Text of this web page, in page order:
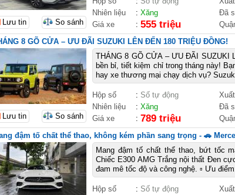
Nhiên liệu
: Xăng Đã
Giá xe
: 555 triệu
Lưu tin So sánh
8 GÕ CỬA – ƯU ĐÃI SUZUKI LÊN ĐẾN 180 TRIỆU ĐỒNG!
THÁNG 8 GÕ CỬA – ƯU ĐÃI SUZUKI
bền bỉ, tiết kiệm chỉ trong tháng này!
hay xe thương mại chạy dịch vụ?
Hộp số : Số tự động
Nhiên liệu
: Xăng Đã
Giá xe
: 789 triệu
Lưu tin So sánh
đậm tố chất thể thao, không kém phần sang trọng - 🚗
Mang đậm tố chất thể thao, bứt tốc
Chiếc E300 AMG Trắng nội thất Đen
đam mê tốc độ và công nghệ. ▫ Ưu
Hộp số : Số tự động